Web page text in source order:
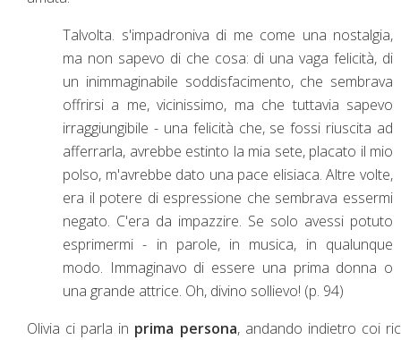
Talvolta. s'impadroniva di me come una nostalgia,
ma non sapevo di che cosa: di una vaga felicità, di
un inimmaginabile soddisfacimento, che sembrava
offrirsi a me, vicinissimo, ma che tuttavia sapevo
irraggiungibile - una felicità che, se fossi riuscita ad
afferrarla, avrebbe estinto la mia sete, placato il mio
polso, m'avrebbe dato una pace elisiaca. Altre volte,
era il potere di espressione che sembrava essermi
negato. C'era da impazzire. Se solo avessi potuto
esprimermi - in parole, in musica, in qualunque
modo. Immaginavo di essere una prima donna o
una grande attrice. Oh, divino sollievo! (p. 94)
Olivia ci parla in prima persona, andando indietro coi